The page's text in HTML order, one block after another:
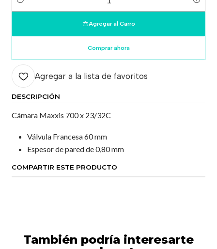
Cantidad
Agregar al Carro
Comprar ahora
Agregar a la lista de favoritos
DESCRIPCIÓN
Cámara Maxxis 700 x 23/32C
Válvula Francesa 60 mm
Espesor de pared de 0,80 mm
COMPARTIR ESTE PRODUCTO
También podría interesarte